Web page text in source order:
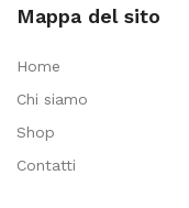
Mappa del sito
Home
Chi siamo
Shop
Contatti